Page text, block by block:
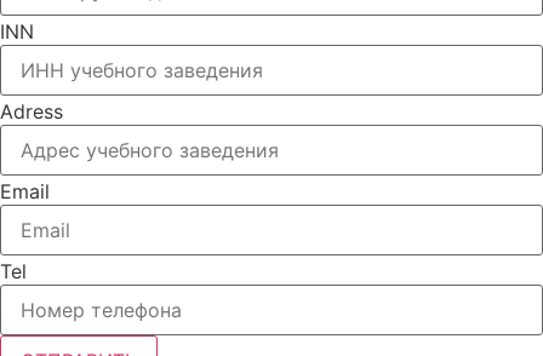
INN
Adress
Email
Tel